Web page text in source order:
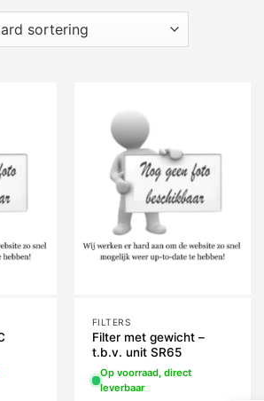
FILTERS
Filter met gewicht –
t.b.v. unit SR65
Op voorraad, direct
leverbaar